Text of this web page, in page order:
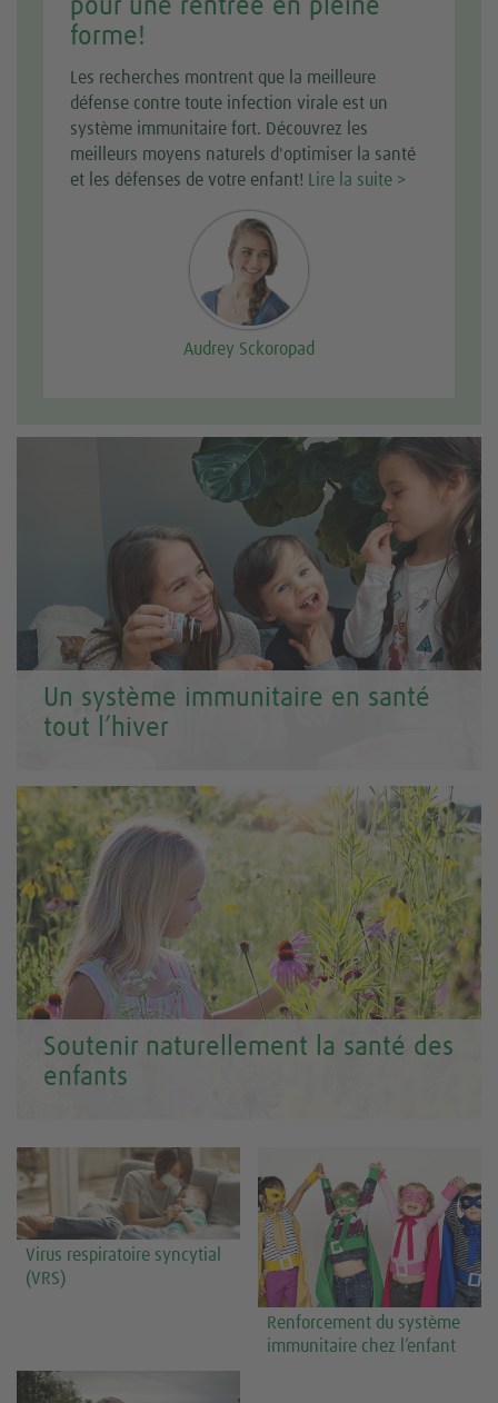
pour une rentrée en pleine
forme!
Les recherches montrent que la meilleure
défense contre toute infection virale est un
système immunitaire fort. Découvrez les
meilleurs moyens naturels d'optimiser la santé
et les défenses de votre enfant!
Lire la suite >
Audrey Sckoropad
Un système immunitaire en santé
tout l’hiver
Soutenir naturellement la santé des
enfants
Virus respiratoire syncytial
(VRS)
Renforcement du système
immunitaire chez l’enfant